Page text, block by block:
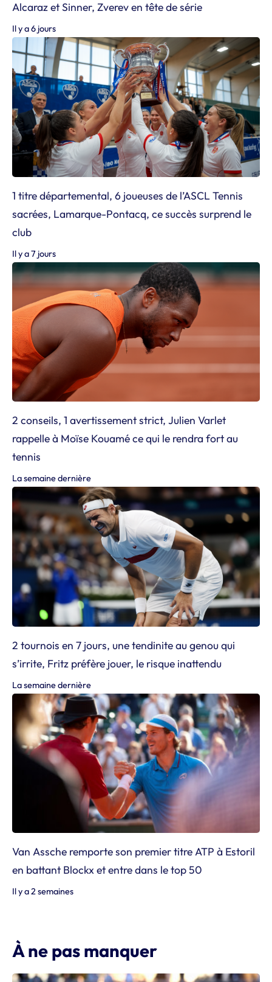
Alcaraz et Sinner, Zverev en tête de série
Il y a 6 jours
1 titre départemental, 6 joueuses de l’ASCL Tennis
sacrées, Lamarque-Pontacq, ce succès surprend le
club
Il y a 7 jours
2 conseils, 1 avertissement strict, Julien Varlet
rappelle à Moïse Kouamé ce qui le rendra fort au
tennis
La semaine dernière
2 tournois en 7 jours, une tendinite au genou qui
s’irrite, Fritz préfère jouer, le risque inattendu
La semaine dernière
Van Assche remporte son premier titre ATP à Estoril
en battant Blockx et entre dans le top 50
Il y a 2 semaines
À ne pas manquer